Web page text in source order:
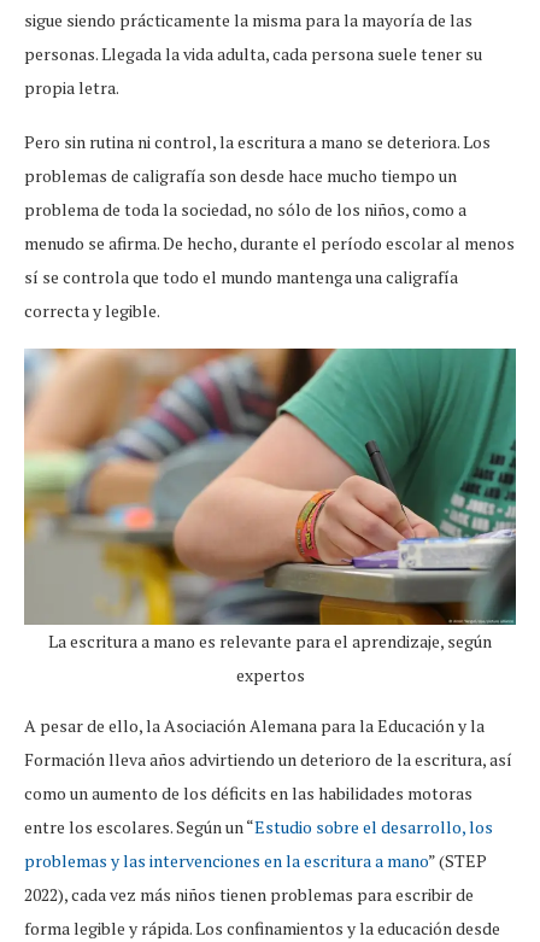
sigue siendo prácticamente la misma para la mayoría de las
personas. Llegada la vida adulta, cada persona suele tener su
propia letra.
Pero sin rutina ni control, la escritura a mano se deteriora. Los
problemas de caligrafía son desde hace mucho tiempo un
problema de toda la sociedad, no sólo de los niños, como a
menudo se afirma. De hecho, durante el período escolar al menos
sí se controla que todo el mundo mantenga una caligrafía
correcta y legible.
La escritura a mano es relevante para el aprendizaje, según
expertos
A pesar de ello, la Asociación Alemana para la Educación y la
Formación lleva años advirtiendo un deterioro de la escritura, así
como un aumento de los déficits en las habilidades motoras
entre los escolares. Según un “Estudio sobre el desarrollo, los
problemas y las intervenciones en la escritura a mano” (STEP
2022), cada vez más niños tienen problemas para escribir de
forma legible y rápida. Los confinamientos y la educación desde